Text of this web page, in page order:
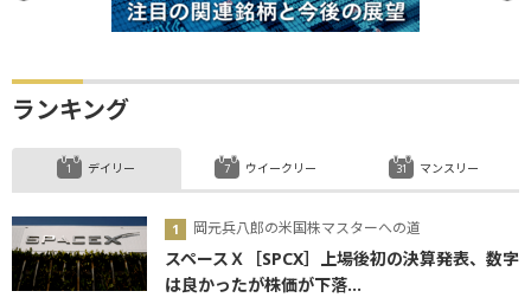
ランキング
デイリー
岡元兵八郎の米国株マスターへの道
スペースＸ［SPCX］上場後初の決算発表、数字
は良かったが株価が下落...
ウイークリー マンスリー